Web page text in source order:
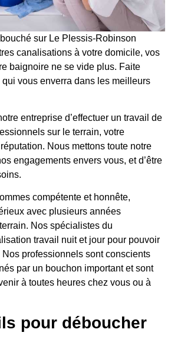
sur Le Plessis-Robinson
canalisations à votre domicile, vos
baignoire ne se vide plus. Faite
vous enverra dans les meilleurs
entreprise d’effectuer un travail de
sur le terrain, votre
Nous mettons toute notre
engagements envers vous, et d’être
compétente et honnête,
avec plusieurs années
Nos spécialistes du
travail nuit et jour pour pouvoir
professionnels sont conscients
par un bouchon important et sont
à toutes heures chez vous ou à
pour déboucher